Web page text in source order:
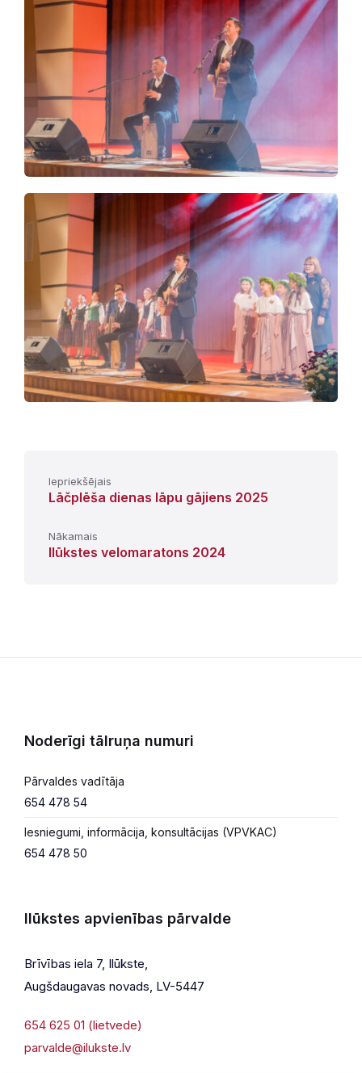
Iepriekšējais
Lāčplēša dienas lāpu gājiens 2025
Nākamais
Ilūkstes velomaratons 2024
Noderīgi tālruņa numuri
Pārvaldes vadītāja
654 478 54
Iesniegumi, informācija, konsultācijas (VPVKAC)
654 478 50
Ilūkstes apvienības pārvalde
Brīvības iela 7, Ilūkste,
Augšdaugavas novads, LV-5447
654 625 01 (lietvede)
parvalde@ilukste.lv